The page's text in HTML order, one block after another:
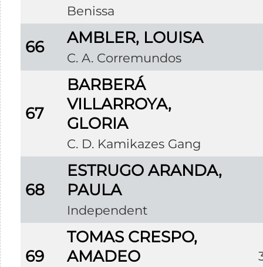
Benissa
66 AMBLER, LOUISA
C. A. Corremundos
67
BARBERÁ
VILLARROYA,
GLORIA
C. D. Kamikazes Gang
68
ESTRUGO ARANDA,
PAULA
Independent
69
TOMAS CRESPO,
AMADEO